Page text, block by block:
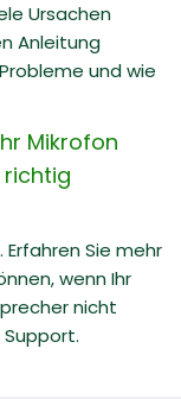
Ursachen
Anleitung
und wie
Mikrofon
richtig
Sie mehr
wenn Ihr
nicht